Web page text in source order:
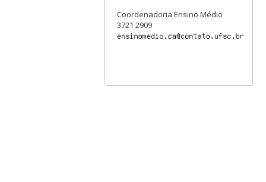
Coordenadoria Ensino Médio
3721 2909